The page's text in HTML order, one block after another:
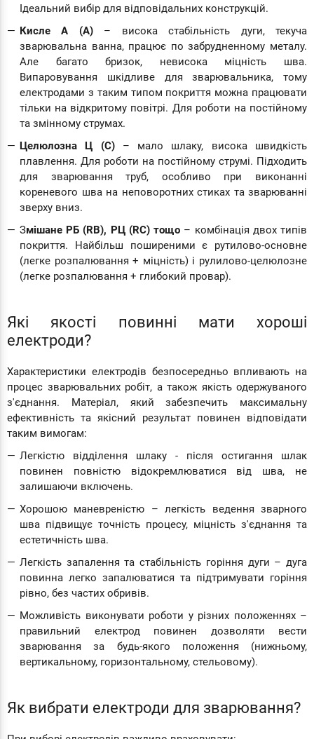
Ідеальний вибір для відповідальних конструкцій.
Кисле А (А)– висока стабільність дуги, текуча
зварювальна ванна, працює по забрудненному металу.
Але багато бризок, невисока міцність шва.
Випаровування шкідливе для зварювальника, тому
електродами з таким типом покриття можна працювати
тільки на відкритому повітрі. Для роботи на постійному
та змінному струмах.
Целюлозна Ц (С)– мало шлаку, висока швидкість
плавлення. Для роботи на постійному струмі. Підходить
для зварювання труб, особливо при виконанні
кореневого шва на неповоротних стиках та зварюванні
зверху вниз.
Змішане РБ (RB), РЦ (RC) тощо – комбінація двох типів
покриття. Найбільш поширеними є рутилово-основне
(легке розпалювання + міцність) і рулилово-целюлозне
(легке розпалювання + глибокий провар).
Які якості повинні мати хороші
електроди?
Характеристики електродів безпосередньо впливають на
процес зварювальних робіт, а також якість одержуваного
з'єднання. Матеріал, який забезпечить максимальну
ефективність та якісний результат повинен відповідати
таким вимогам:
Легкістю відділення шлаку - після остигання шлак
повинен повністю відокремлюватися від шва, не
залишаючи включень.
Хорошою маневреністю – легкість ведення зварного
шва підвищує точність процесу, міцність з'єднання та
естетичність шва.
Легкість запалення та стабільність горіння дуги – дуга
повинна легко запалюватися та підтримувати горіння
рівно, без частих обривів.
Можливість виконувати роботи у різних положеннях –
правильний електрод повинен дозволяти вести
зварювання за будь-якого положення (нижньому,
вертикальному, горизонтальному, стельовому).
Як вибрати електроди для зварювання?